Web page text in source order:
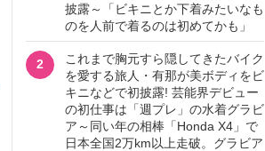
披露～「ビキニとか下着みたいなも
のを人前で着るのは初めてかも」
2
これまで胸元すら隠してきたバイク
を愛する旅人・有那が美ボディをビ
キニなどで初披露! 芸能界デビュー
の初仕事は「週プレ」の水着グラビ
ア～同い年の相棒「Honda X4」で
日本全国2万km以上走破。グラビア